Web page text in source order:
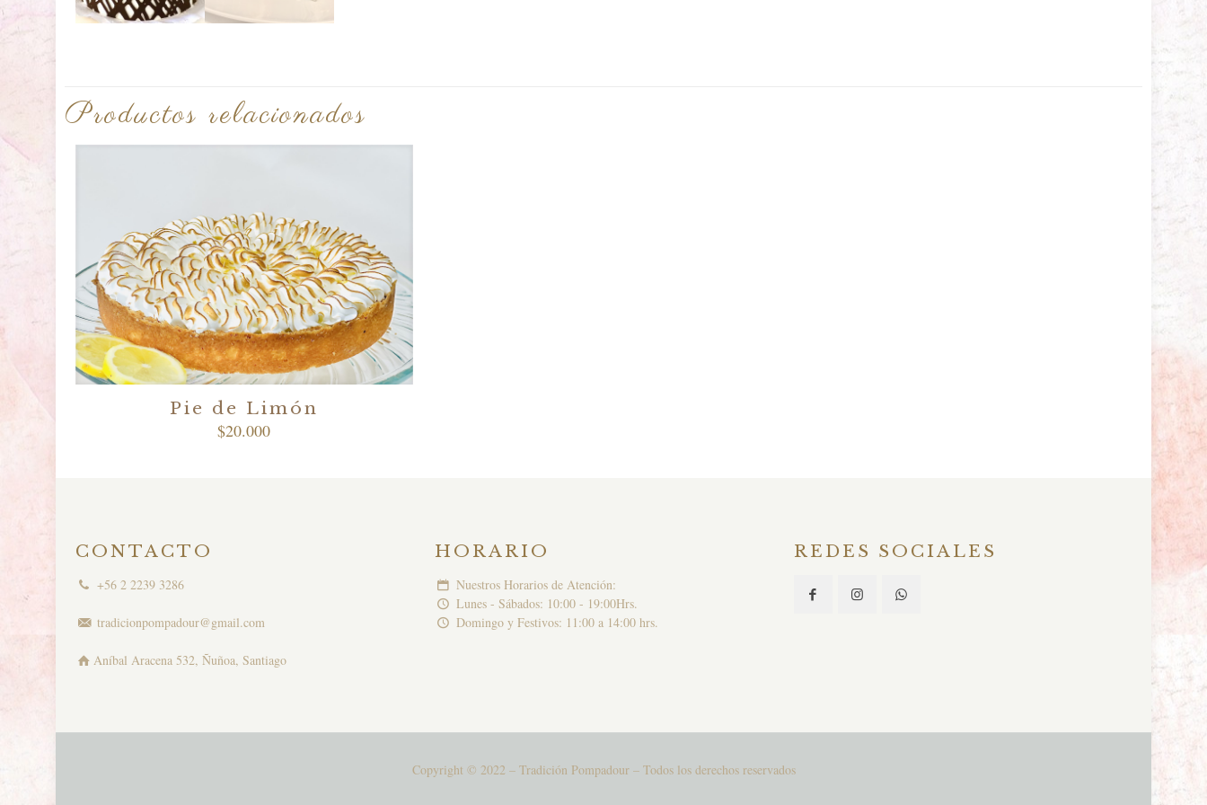
Productos relacionados
Pie de Limón
$20.000
CONTACTO
+56 2 2239 3286
tradicionpompadour@gmail.com
Aníbal Aracena 532, Ñuñoa, Santiago
HORARIO
Nuestros Horarios de Atención:
Lunes - Sábados: 10:00 - 19:00Hrs.
Domingo y Festivos: 11:00 a 14:00 hrs.
REDES SOCIALES
Copyright © 2022 – Tradición Pompadour – Todos los derechos reservados